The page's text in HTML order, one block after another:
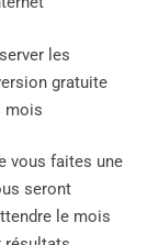
les
gratuite
mois
vous faites une
seront
le mois